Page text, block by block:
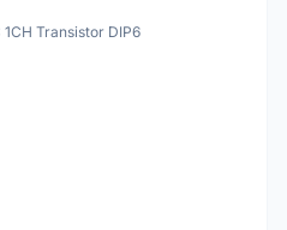
Transistor DIP6